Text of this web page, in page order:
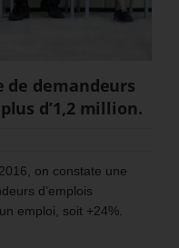
de demandeurs
d’1,2 million.
on constate une
d’emplois
emploi, soit +24%.